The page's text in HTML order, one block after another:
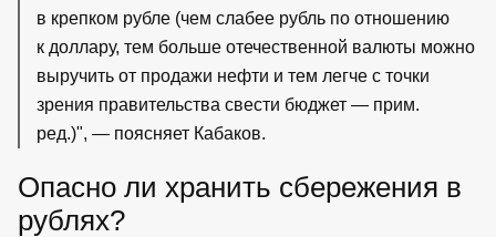
в крепком рубле (чем слабее рубль по отношению
к доллару, тем больше отечественной валюты можно
выручить от продажи нефти и тем легче с точки
зрения правительства свести бюджет — прим.
ред.)", — поясняет Кабаков.
Опасно ли хранить сбережения в
рублях?